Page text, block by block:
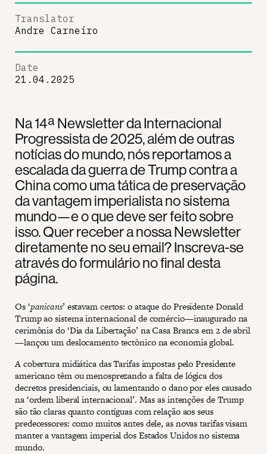
Na 14ª Newsletter da Internacional
Progressista de 2025, além de outras
notícias do mundo, nós reportamos a
escalada da guerra de Trump contra a
China como uma tática de preservação
da vantagem imperialista no sistema
mundo—e o que deve ser feito sobre
isso. Quer receber a nossa Newsletter
diretamente no seu email? Inscreva-se
através do formulário no final desta
página.
Os ‘panicans’ estavam certos: o ataque do Presidente Donald
Trump ao sistema internacional de comércio—inaugurado na
cerimônia do ‘Dia da Libertação’ na Casa Branca em 2 de abril
—lançou um deslocamento tectônico na economia global.
A cobertura midiática das Tarifas impostas pelo Presidente
americano têm ou menosprezando a falta de lógica dos
decretos presidenciais, ou lamentando o dano por eles causado
na ‘ordem liberal internacional’. Mas as intenções de Trump
são tão claras quanto contíguas com relação aos seus
predecessores: como muitos antes dele, as novas tarifas visam
manter a vantagem imperial dos Estados Unidos no sistema
mundo.
Translator
Andre Carneiro
Date
21.04.2025